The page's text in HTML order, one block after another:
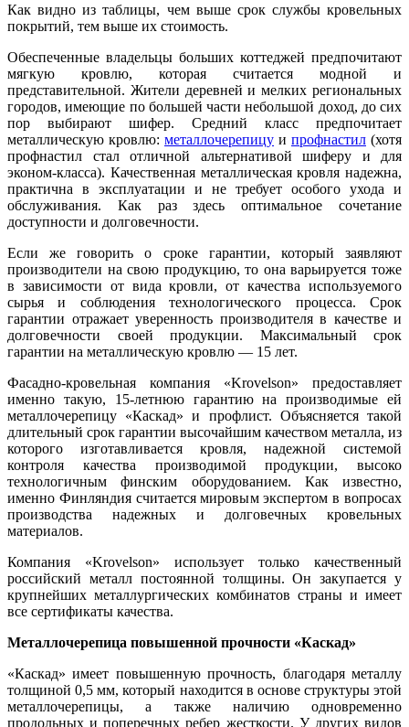
Как видно из таблицы, чем выше срок службы кровельных
покрытий, тем выше их стоимость.
Обеспеченные владельцы больших коттеджей предпочитают
мягкую кровлю, которая считается модной и
представительной. Жители деревней и мелких региональных
городов, имеющие по большей части небольшой доход, до сих
пор выбирают шифер. Средний класс предпочитает
металлическую кровлю: металлочерепицу и профнастил (хотя
профнастил стал отличной альтернативой шиферу и для
эконом-класса). Качественная металлическая кровля надежна,
практична в эксплуатации и не требует особого ухода и
обслуживания. Как раз здесь оптимальное сочетание
доступности и долговечности.
Если же говорить о сроке гарантии, который заявляют
производители на свою продукцию, то она варьируется тоже
в зависимости от вида кровли, от качества используемого
сырья и соблюдения технологического процесса. Срок
гарантии отражает уверенность производителя в качестве и
долговечности своей продукции. Максимальный срок
гарантии на металлическую кровлю — 15 лет.
Фасадно-кровельная компания «Krovelson» предоставляет
именно такую, 15-летнюю гарантию на производимые ей
металлочерепицу «Каскад» и профлист. Объясняется такой
длительный срок гарантии высочайшим качеством металла, из
которого изготавливается кровля, надежной системой
контроля качества производимой продукции, высоко
технологичным финским оборудованием. Как известно,
именно Финляндия считается мировым экспертом в вопросах
производства надежных и долговечных кровельных
материалов.
Компания «Krovelson» использует только качественный
российский металл постоянной толщины. Он закупается у
крупнейших металлургических комбинатов страны и имеет
все сертификаты качества.
Металлочерепица повышенной прочности «Каскад»
«Каскад» имеет повышенную прочность, благодаря металлу
толщиной 0,5 мм, который находится в основе структуры этой
металлочерепицы, а также наличию одновременно
продольных и поперечных ребер жесткости. У других видов